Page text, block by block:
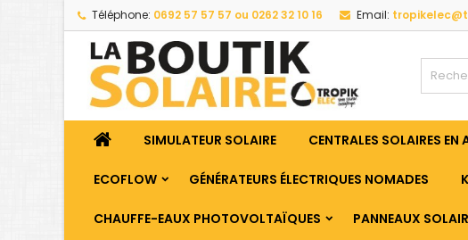
Téléphone: 0692 57 57 57 ou 0262 32 10 16 Email:
SIMULATEUR SOLAIRE CENTRALES SOLAIRES
ECOFLOW GÉNÉRATEURS ÉLECTRIQUES NOMADES
CHAUFFE-EAUX PHOTOVOLTAÏQUES PANNEAUX